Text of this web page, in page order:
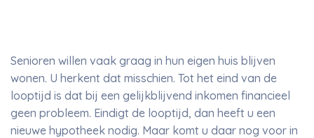
Senioren willen vaak graag in hun eigen huis blijven
wonen. U herkent dat misschien. Tot het eind van de
looptijd is dat bij een gelijkblijvend inkomen financieel
geen probleem. Eindigt de looptijd, dan heeft u een
nieuwe hypotheek nodig. Maar komt u daar nog voor in